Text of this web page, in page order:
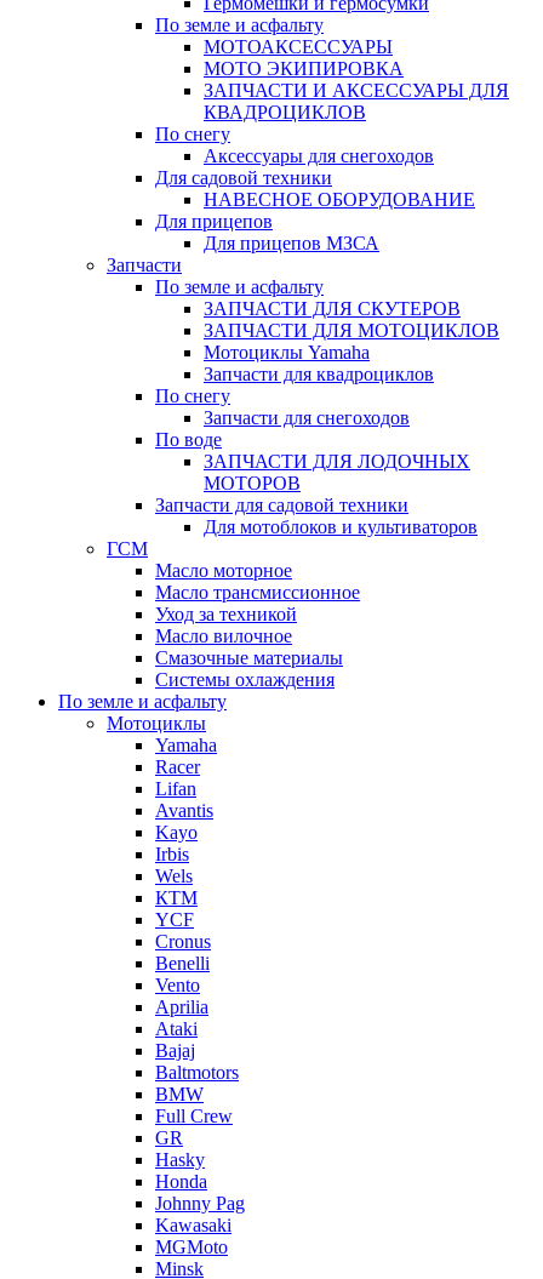
По земле и асфальту
МОТОАКСЕССУАРЫ
МОТО ЭКИПИРОВКА
ЗАПЧАСТИ И АКСЕССУАРЫ ДЛЯ
КВАДРОЦИКЛОВ
По снегу
Аксессуары для снегоходов
Для садовой техники
НАВЕСНОЕ ОБОРУДОВАНИЕ
Для прицепов
Для прицепов МЗСА
Запчасти
По земле и асфальту
ЗАПЧАСТИ ДЛЯ СКУТЕРОВ
ЗАПЧАСТИ ДЛЯ МОТОЦИКЛОВ
Мотоциклы Yamaha
Запчасти для квадроциклов
По снегу
Запчасти для снегоходов
По воде
ЗАПЧАСТИ ДЛЯ ЛОДОЧНЫХ
МОТОРОВ
Запчасти для садовой техники
Для мотоблоков и культиваторов
ГСМ
Масло моторное
Масло трансмиссионное
Уход за техникой
Масло вилочное
Смазочные материалы
Системы охлаждения
По земле и асфальту
Мотоциклы
Yamaha
Racer
Lifan
Avantis
Kayo
Irbis
Wels
КТМ
YCF
Cronus
Benelli
Vento
Aprilia
Ataki
Bajaj
Baltmotors
BMW
Full Crew
GR
Hasky
Honda
Johnny Pag
Kawasaki
MGMoto
Minsk